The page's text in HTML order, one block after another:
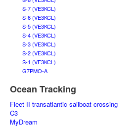
S-7 (VE3KCL)
S-6 (VE3KCL)
S-5 (VE3KCL)
S-4 (VE3KCL)
S-3 (VE3KCL)
S-2 (VE3KCL)
S-1 (VE3KCL)
G7PMO-A
Ocean Tracking
Fleet II transatlantic sailboat crossing
C3
MyDream